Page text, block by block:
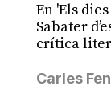
En 'Els
Sabater
crítica
Carles